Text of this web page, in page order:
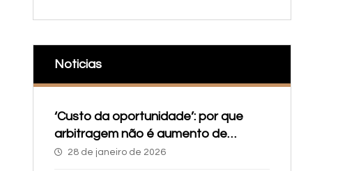
Noticias
‘Custo da oportunidade’: por que
arbitragem não é aumento de
despesa, mas investimento
28 de janeiro de 2026